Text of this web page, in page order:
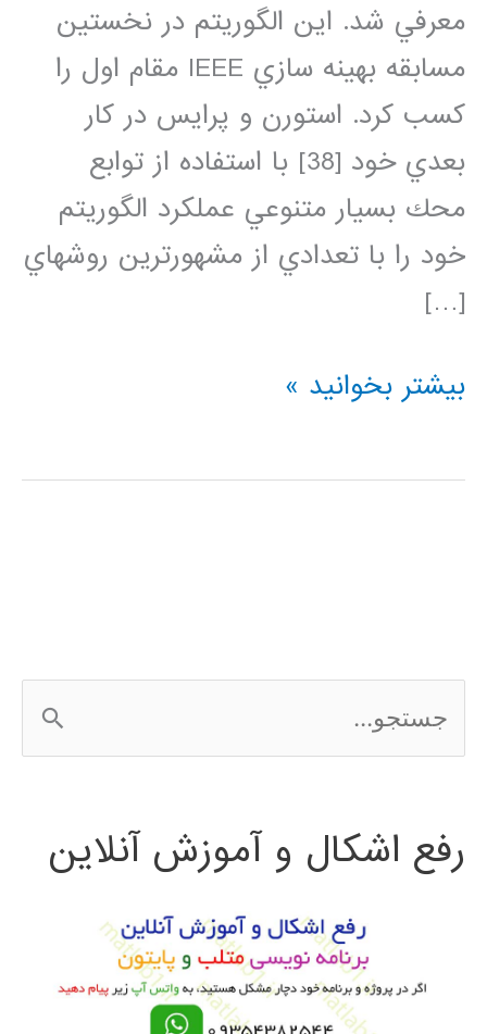
معرفي شد. اين الگوريتم در نخستين
مسابقه بهينه سازي IEEE مقام اول را
كسب كرد. استورن و پرايس در كار
بعدي خود [38] با استفاده از توابع
محك بسيار متنوعي عملكرد الگوريتم
خود را با تعدادي از مشهورترين روشهاي
[…]
دانلود
و
تكامل
تفاضلي
بیشتر بخوانید »
س
ج
رفع اشکال و آموزش آنلاین